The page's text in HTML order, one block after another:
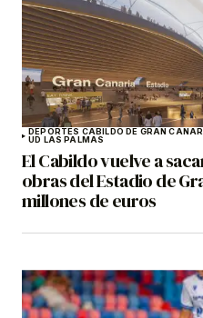
DEPORTES CABILDO DE GRAN
UD LAS PALMAS
El Cabildo vuelve a
obras del Estadio de
millones de euros